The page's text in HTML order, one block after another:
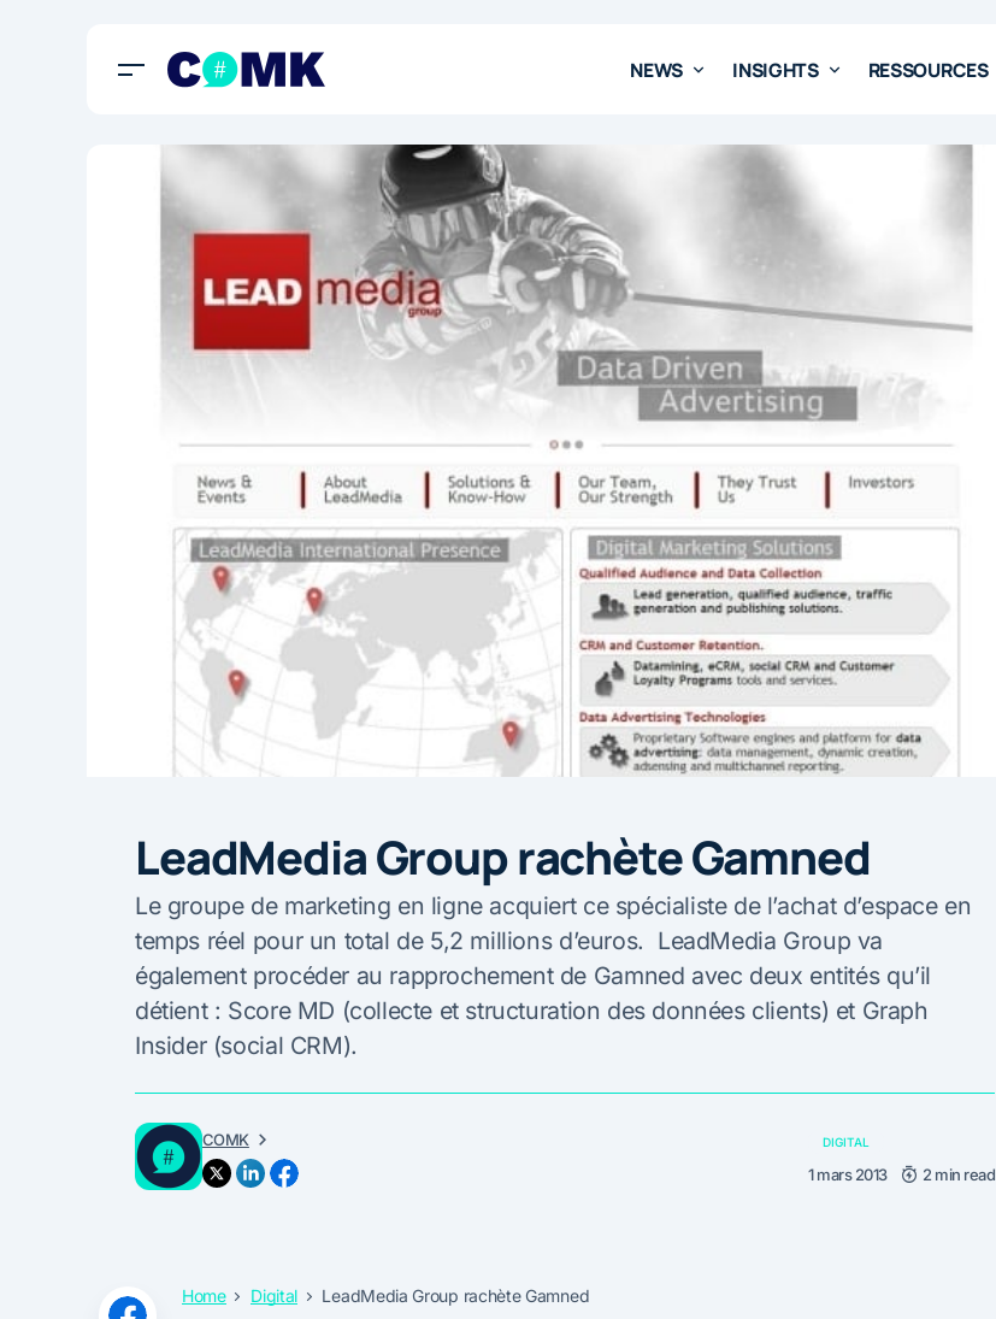
NEWS INSIGHTS RESSOURCES
LeadMedia Group rachète Gamned
Le groupe de marketing en ligne acquiert ce spécialiste de l’achat d’espace en
temps réel pour un total de 5,2 millions d’euros. LeadMedia Group va
également procéder au rapprochement de Gamned avec deux entités qu’il
détient : Score MD (collecte et structuration des données clients) et Graph
Insider (social CRM).
COMK DIGITAL
1 mars 2013 2 min read
Home Digital LeadMedia Group rachète Gamned